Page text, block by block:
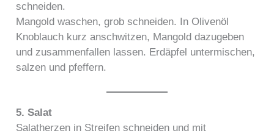
schneiden.
Mangold waschen, grob schneiden. In Olivenöl
Knoblauch kurz anschwitzen, Mangold dazugeben
und zusammenfallen lassen. Erdäpfel untermischen,
salzen und pfeffern.
5. Salat
Salatherzen in Streifen schneiden und mit